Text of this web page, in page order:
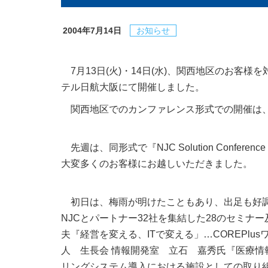
2004年7月14日 お知らせ
7月13日(火)・14日(水)、関西地区のお客様を
テル日航大阪にて開催しました。
関西地区でのカンファレンス形式での開催は
先週は、同形式で『NJC Solution
大変多くのお客様にお越しいただきました。
初日は、梅雨が明けたこともあり、出足も好
NJCとパートナー32社を集結した28のセミナ
夫『経営を変える、ITで変える」…COREPlus
人 生長会 情報開発室 立石 嘉秀氏『医療情